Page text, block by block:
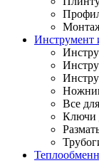
Инструмент
Все
Ключи